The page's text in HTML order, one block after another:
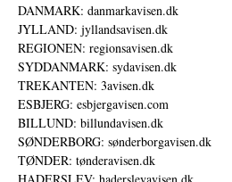
DANMARK: danmarkavisen.dk
JYLLAND: jyllandsavisen.dk
REGIONEN: regionsavisen.dk
SYDDANMARK: sydavisen.dk
TREKANTEN: 3avisen.dk
ESBJERG: esbjergavisen.com
BILLUND: billundavisen.dk
SØNDERBORG: sønderborgavisen.dk
TØNDER: tønderavisen.dk